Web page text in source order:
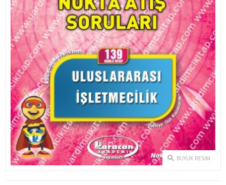
1. SINIF 1. YARIYIL İKTİSAT
1. SINIF 2. YARIYIL İKTİSAT
2. SINIF 3. YARIYIL İKTİSAT
2. SINIF 4. YARIYIL İKTİSAT
3. SINIF 5. YARIYIL İKTİSAT
3. SINIF 6. YARIYIL İKTİSAT
4. SINIF 7. YARIYIL İKTİSAT
4. SINIF 8. YARIYIL İKTİSAT
BUYUK RESIM